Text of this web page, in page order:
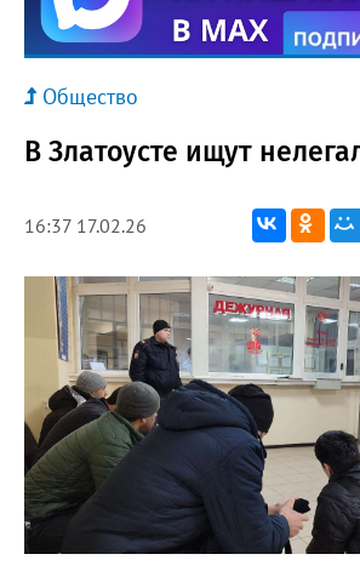
Общество
В Златоусте ищут
16:37 17.02.26